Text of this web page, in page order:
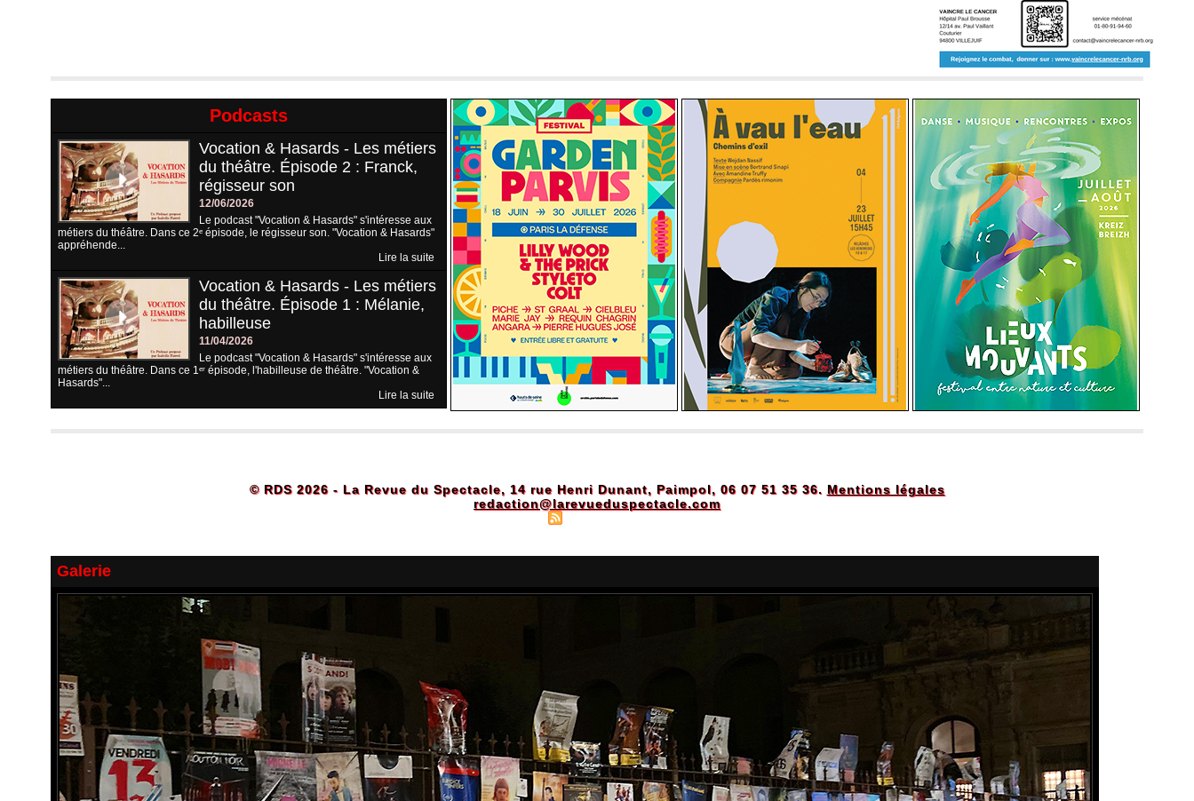
Podcasts
Vocation & Hasards - Les métiers
du théâtre. Épisode 2 : Franck,
régisseur son
12/06/2026
Le podcast "Vocation & Hasards" s'intéresse aux
métiers du théâtre. Dans ce 2ᵉ épisode, le régisseur son. "Vocation & Hasards"
appréhende...
Lire la suite
Vocation & Hasards - Les métiers
du théâtre. Épisode 1 : Mélanie,
habilleuse
11/04/2026
Le podcast "Vocation & Hasards" s'intéresse aux
métiers du théâtre. Dans ce 1ᵉʳ épisode, l'habilleuse de théâtre. "Vocation &
Hasards"...
Lire la suite
© RDS 2026 - La Revue du Spectacle, 14 rue Henri Dunant, Paimpol, 06 07 51 35 36. Mentions légales
redaction@larevueduspectacle.com
Galerie